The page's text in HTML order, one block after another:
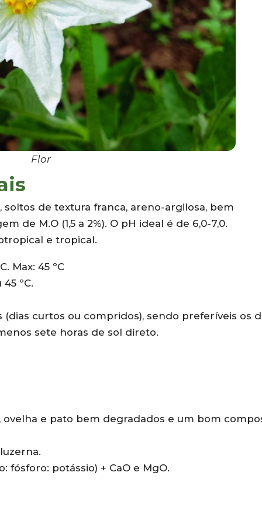
Flor
de textura franca, areno-argilosa, bem
de M.O (1,5 a 2%). O pH ideal é de 6,0-7,0.
e tropical.
Max: 45 ºC
45 ºC.
curtos ou compridos), sendo preferíveis os
sete horas de sol direto.
e pato bem degradados e um bom
fósforo: potássio) + CaO e MgO.